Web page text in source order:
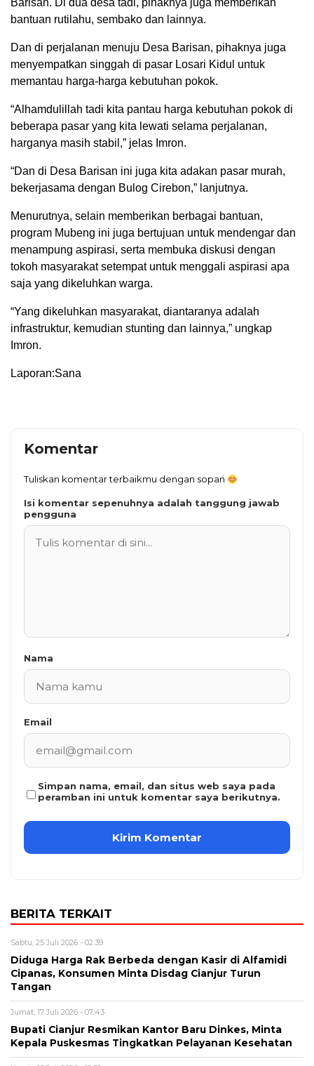
Barisan. Di dua desa tadi, pihaknya juga memberikan
bantuan rutilahu, sembako dan lainnya.
Dan di perjalanan menuju Desa Barisan, pihaknya juga
menyempatkan singgah di pasar Losari Kidul untuk
memantau harga-harga kebutuhan pokok.
“Alhamdulillah tadi kita pantau harga kebutuhan pokok di
beberapa pasar yang kita lewati selama perjalanan,
harganya masih stabil,” jelas Imron.
“Dan di Desa Barisan ini juga kita adakan pasar murah,
bekerjasama dengan Bulog Cirebon,” lanjutnya.
Menurutnya, selain memberikan berbagai bantuan,
program Mubeng ini juga bertujuan untuk mendengar dan
menampung aspirasi, serta membuka diskusi dengan
tokoh masyarakat setempat untuk menggali aspirasi apa
saja yang dikeluhkan warga.
“Yang dikeluhkan masyarakat, diantaranya adalah
infrastruktur, kemudian stunting dan lainnya,” ungkap
Imron.
Laporan:Sana
Komentar
Tuliskan komentar terbaikmu dengan sopan
Isi komentar sepenuhnya adalah tanggung jawab
pengguna
Nama
Email
Simpan nama, email, dan situs web saya pada
peramban ini untuk komentar saya berikutnya.
BERITA TERKAIT
Sabtu, 25 Juli 2026 - 02:39
Diduga Harga Rak Berbeda dengan Kasir di Alfamidi
Cipanas, Konsumen Minta Disdag Cianjur Turun
Tangan
Jumat, 17 Juli 2026 - 07:43
Bupati Cianjur Resmikan Kantor Baru Dinkes, Minta
Kepala Puskesmas Tingkatkan Pelayanan Kesehatan